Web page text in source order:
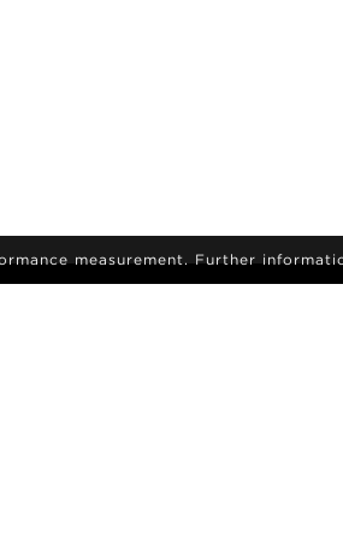
measurement. Further